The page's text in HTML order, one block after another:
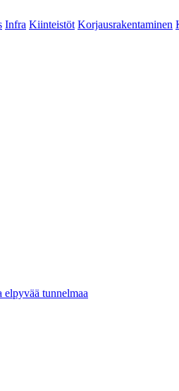
Infra Kiinteistöt Korjausrakentaminen
tunnelmaa